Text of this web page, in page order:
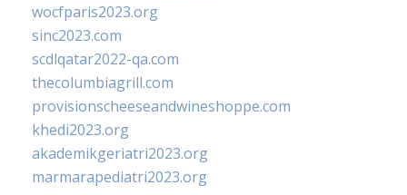
wocfparis2023.org
sinc2023.com
scdlqatar2022-qa.com
thecolumbiagrill.com
provisionscheeseandwineshoppe.com
khedi2023.org
akademikgeriatri2023.org
marmarapediatri2023.org